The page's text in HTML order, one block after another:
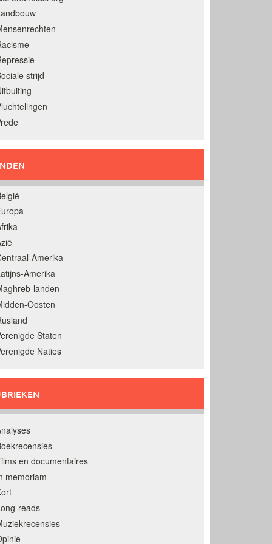
strijd
Amerika
Amerika
landen
Oosten
Staten
Naties
en documentaires
memoriam
reads